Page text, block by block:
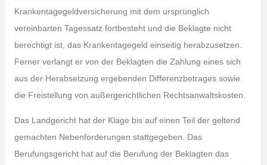
Krankentagegeldversicherung mit dem ursprünglich
vereinbarten Tagessatz fortbesteht und die Beklagte nicht
berechtigt ist, das Krankentagegeld einseitig herabzusetzen.
Ferner verlangt er von der Beklagten die Zahlung eines sich
aus der Herabsetzung ergebenden Differenzbetrages sowie
die Freistellung von außergerichtlichen Rechtsanwaltskosten.
Das Landgericht hat der Klage bis auf einen Teil der geltend
gemachten Nebenforderungen stattgegeben. Das
Berufungsgericht hat auf die Berufung der Beklagten das